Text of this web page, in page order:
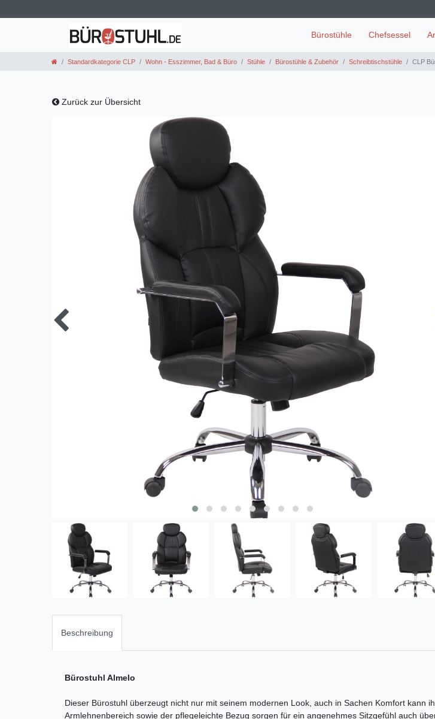
Bürostühle Chefsessel
Standardkategorie CLP Wohn - Esszimmer, Bad & Büro Stühle Bürostühle & Zubehör Schreibtischstühle CLP
Zurück zur Übersicht
Beschreibung
Bürostuhl Almelo
Dieser Bürostuhl überzeugt nicht nur mit seinem modernen Look, auch in Sachen Komfort kann
Armlehnenbereich sowie der pflegeleichte Bezug sorgen für ein angenehmes Sitzgefühl auch